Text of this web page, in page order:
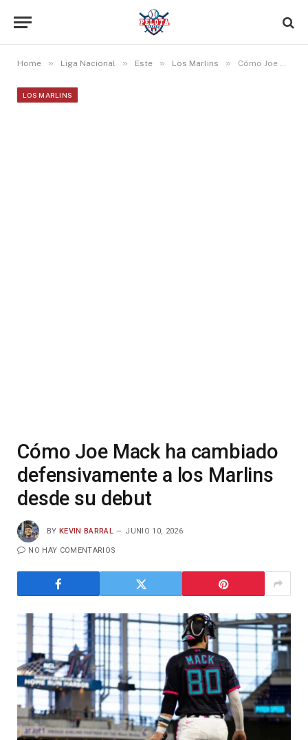
Home » Liga Nacional » Este » Los Marlins » Cómo Joe Mack ha cambiado defensivamente a los Marlins desde su debut
LOS MARLINS
Cómo Joe Mack ha cambiado
defensivamente a los Marlins
desde su debut
BY KEVIN BARRAL JUNIO 10, 2026
NO HAY COMENTARIOS